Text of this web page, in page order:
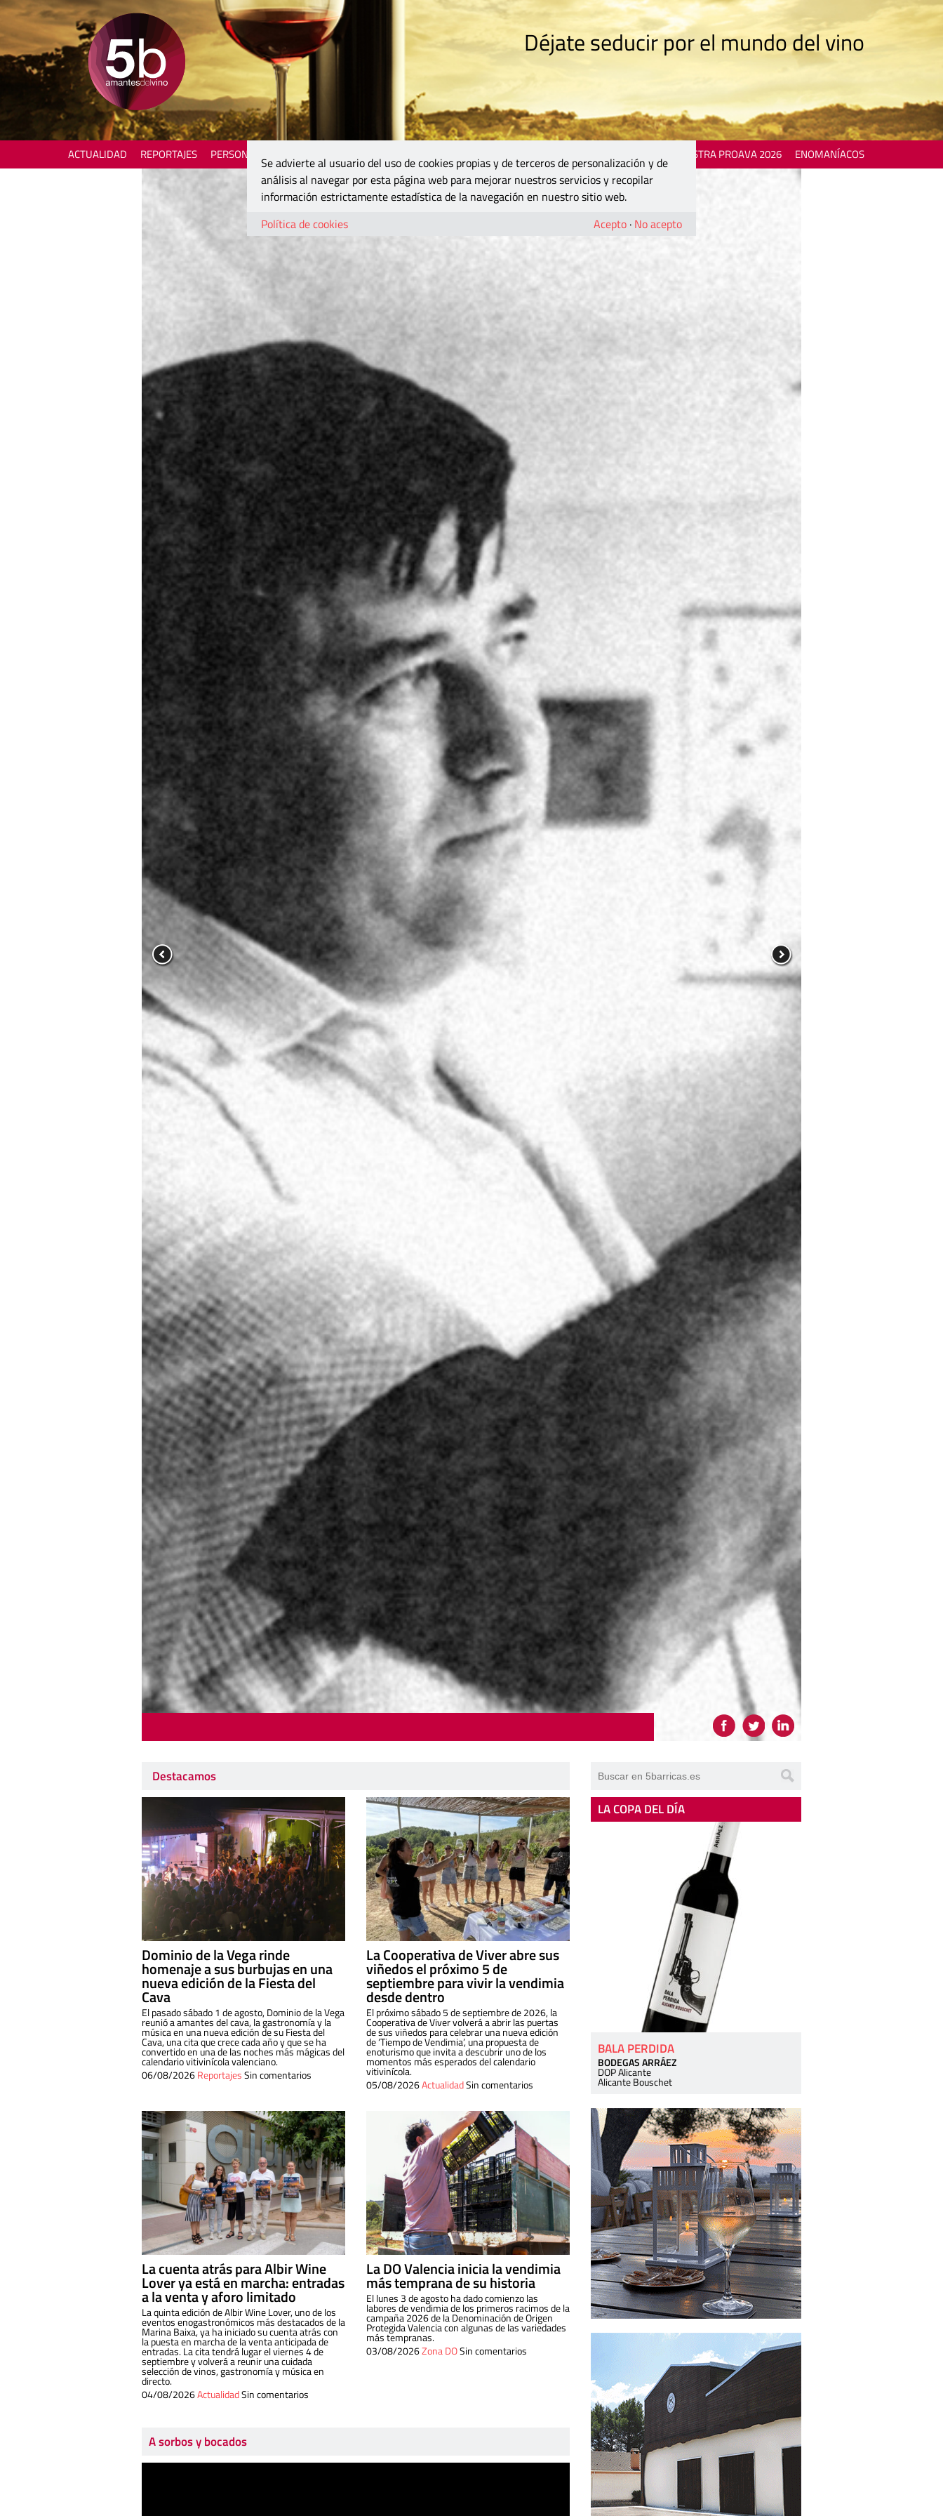
Déjate seducir por el mundo del vino
ACTUALIDAD REPORTAJES PERSONAJES MOSTRA PROAVA 2026 ENOMANÍACOS
Destacamos
Dominio de la Vega rinde
homenaje a sus burbujas en una
nueva edición de la Fiesta del
Cava
El pasado sábado 1 de agosto, Dominio de la Vega
reunió a amantes del cava, la gastronomía y la
música en una nueva edición de su Fiesta del
Cava, una cita que crece cada año y que se ha
convertido en una de las noches más mágicas del
calendario vitivinícola valenciano.
06/08/2026ReportajesSin comentarios
La Cooperativa de Viver abre sus
viñedos el próximo 5 de
septiembre para vivir la vendimia
desde dentro
El próximo sábado 5 de septiembre de 2026, la
Cooperativa de Viver volverá a abrir las puertas
de sus viñedos para celebrar una nueva edición
de ‘Tiempo de Vendimia’, una propuesta de
enoturismo que invita a descubrir uno de los
momentos más esperados del calendario
vitivinícola.
05/08/2026ActualidadSin comentarios
La cuenta atrás para Albir Wine
Lover ya está en marcha: entradas
a la venta y aforo limitado
La quinta edición de Albir Wine Lover, uno de los
eventos enogastronómicos más destacados de la
Marina Baixa, ya ha iniciado su cuenta atrás con
la puesta en marcha de la venta anticipada de
entradas. La cita tendrá lugar el viernes 4 de
septiembre y volverá a reunir una cuidada
selección de vinos, gastronomía y música en
directo.
04/08/2026ActualidadSin comentarios
La DO Valencia inicia la vendimia
más temprana de su historia
El lunes 3 de agosto ha dado comienzo las
labores de vendimia de los primeros racimos de la
campaña 2026 de la Denominación de Origen
Protegida Valencia con algunas de las variedades
más tempranas.
03/08/2026Zona DOSin comentarios
A sorbos y bocados
LA COPA DEL DÍA
BALA PERDIDA
BODEGAS ARRÁEZ
DOP Alicante
Alicante Bouschet
Se advierte al usuario del uso de cookies propias y de terceros de personalización y de
análisis al navegar por esta página web para mejorar nuestros servicios y recopilar
información estrictamente estadística de la navegación en nuestro sitio web.
Política de cookies
Acepto · No acepto